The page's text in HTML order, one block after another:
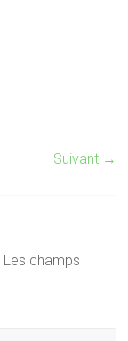
Suivant →
Les champs